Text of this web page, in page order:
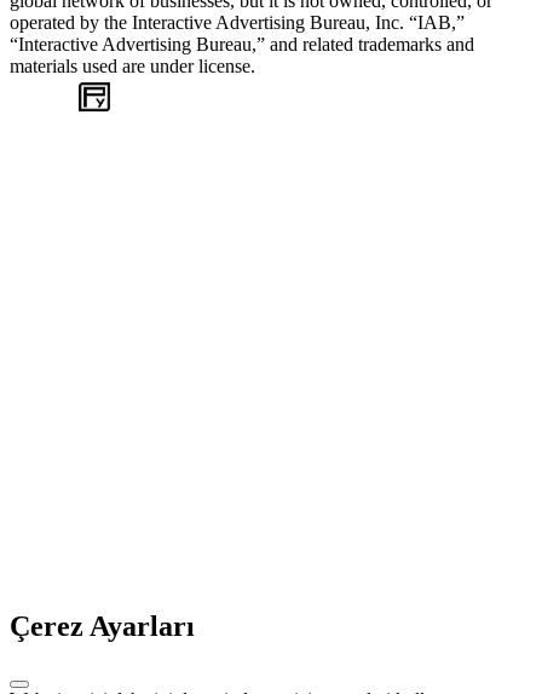
operated by the Interactive Advertising Bureau, Inc. “IAB,”
“Interactive Advertising Bureau,” and related trademarks and
materials used are under license.
Çerez Ayarları